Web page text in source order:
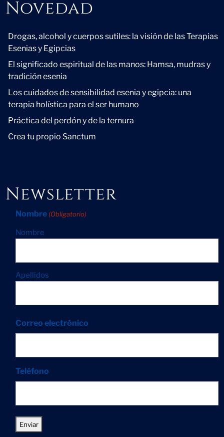
Novedad
Novedad
Drogas, alcohol y cuerpos sutiles: la visión de las Terapias
Esenias y Egipcias
El significado espiritual de las manos: Hamsa, mudras y
tradición esenia
Los cuidados de sensibilidad esenia y egipcia: una
terapia holística para el ser humano
Práctica del perdón y de la ternura
Crea tu propio Sanctum
Newsletter
Nombre (Obligatorio)
Nombre
Apellidos
Correo electrónico
Teléfono